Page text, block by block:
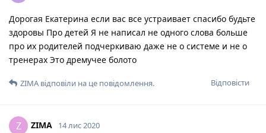
Дорогая Екатерина если вас все устраивает спасибо будьте
здоровы Про детей Я не написал не одного слова больше
про их родителей подчеркиваю даже не о системе и не о
тренерах Это дремучее болото
Відповісти
ZIMA відповіли на це повідомлення.
Z ZIMA 14 лис 2020